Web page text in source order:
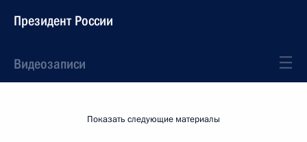
Президент России
Видеозаписи
Показать следующие материалы